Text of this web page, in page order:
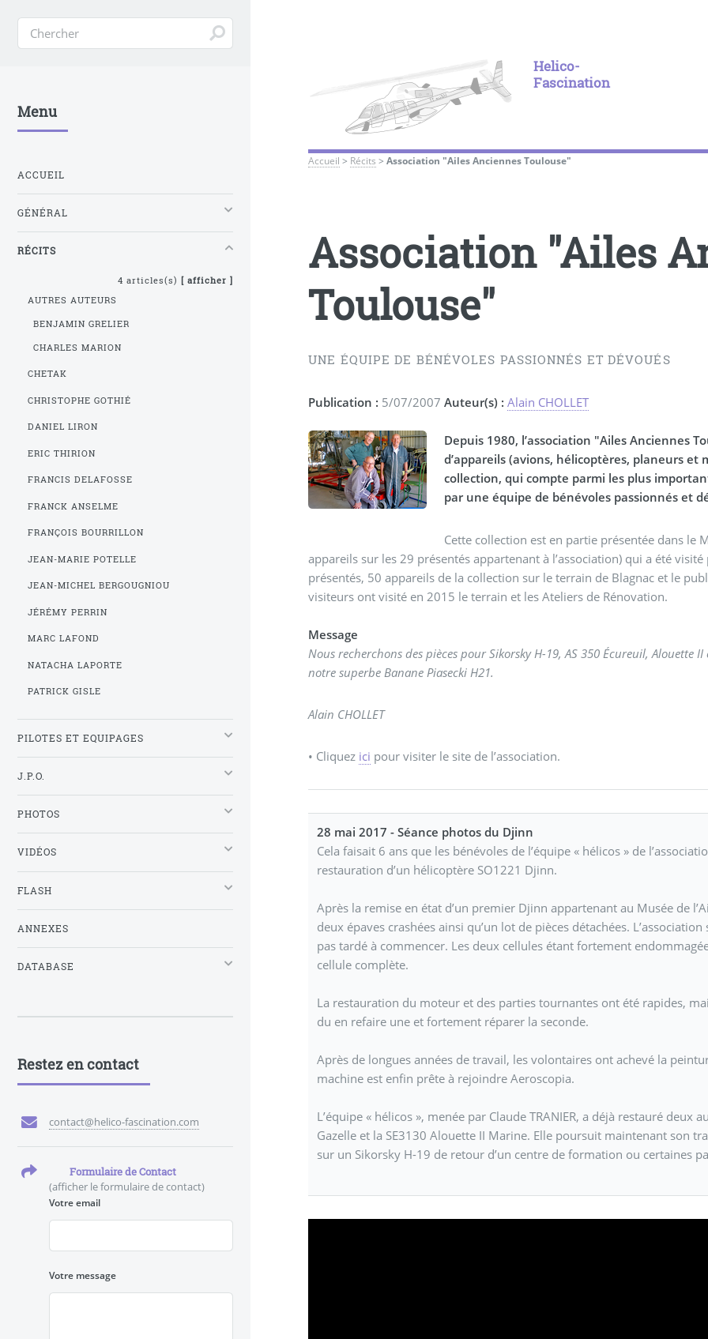
Helico-
Fascination
Accueil > Récits >Association "Ailes Anciennes Toulouse"
Association "Ailes
Toulouse"
UNE ÉQUIPE DE BÉNÉVOLES PASSIONNÉS ET DÉVOUÉS
Publication : 5/07/2007Auteur(s) : Alain CHOLLET
Depuis 1980, l’association "Ailes Anciennes
d’appareils (avions, hélicoptères, planeurs et
collection, qui compte parmi les plus
par une équipe de bénévoles passionnés et
Cette collection est en partie présentée dans le
appareils sur les 29 présentés appartenant à l’association) qui a été
présentés, 50 appareils de la collection sur le terrain de Blagnac et le
visiteurs ont visité en 2015 le terrain et les Ateliers de Rénovation.
Message
Nous recherchons des pièces pour Sikorsky H-19, AS 350 Écureuil, Alouette
notre superbe Banane Piasecki H21.
Alain CHOLLET
• Cliquez ici pour visiter le site de l’association.
28 mai 2017 - Séance photos du Djinn
Cela faisait 6 ans que les bénévoles de l’équipe « hélicos » de
restauration d’un hélicoptère SO1221 Djinn.
Après la remise en état d’un premier Djinn appartenant au Musée de
deux épaves crashées ainsi qu’un lot de pièces détachées.
pas tardé à commencer. Les deux cellules étant fortement
cellule complète.
La restauration du moteur et des parties tournantes ont été rapides,
du en refaire une et fortement réparer la seconde.
Après de longues années de travail, les volontaires ont achevé la
machine est enfin prête à rejoindre Aeroscopia.
L’équipe « hélicos », menée par Claude TRANIER, a déjà restauré
Gazelle et la SE3130 Alouette II Marine. Elle poursuit maintenant son
sur un Sikorsky H-19 de retour d’un centre de formation ou certaines
Menu
ACCUEIL
GÉNÉRAL
RÉCITS
4 articles(s) [ afficher ]
AUTRES AUTEURS
BENJAMIN GRELIER
CHARLES MARION
CHETAK
CHRISTOPHE GOTHIÉ
DANIEL LIRON
ERIC THIRION
FRANCIS DELAFOSSE
FRANCK ANSELME
FRANÇOIS BOURRILLON
JEAN-MARIE POTELLE
JEAN-MICHEL BERGOUGNIOU
JÉRÉMY PERRIN
MARC LAFOND
NATACHA LAPORTE
PATRICK GISLE
PILOTES ET EQUIPAGES
J.P.O.
PHOTOS
VIDÉOS
FLASH
ANNEXES
DATABASE
Restez en contact
contact@helico-fascination.com
Formulaire de Contact
(afficher le formulaire de contact)
Votre email
Votre message